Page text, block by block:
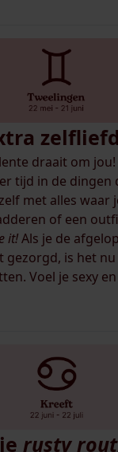
draait om jou!
tijd in de dingen
met alles waar
of een
it!Als je de
gezorgd, is het
Voel je sexy
rusty